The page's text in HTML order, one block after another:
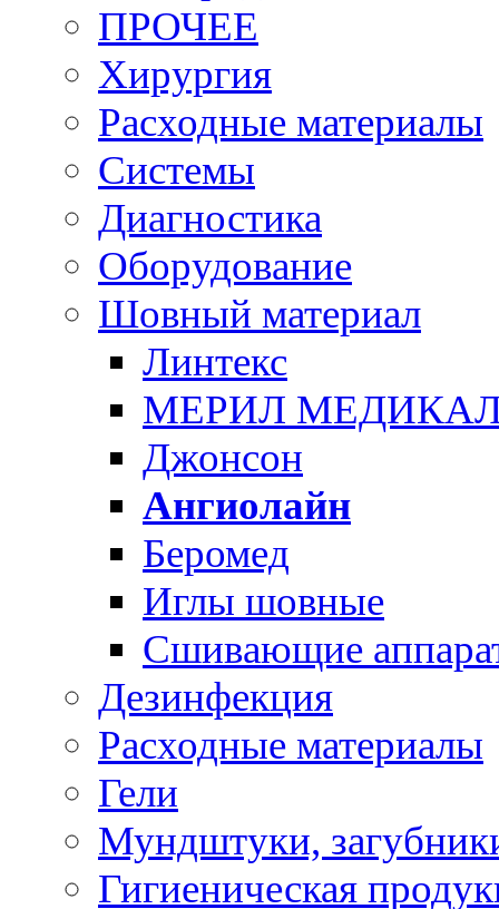
ПРОЧЕЕ
Хирургия
Расходные материалы
Системы
Диагностика
Оборудование
Шовный материал
Линтекс
МЕРИЛ МЕДИКАЛ
Джонсон
Ангиолайн
Беромед
Иглы шовные
Сшивающие
Дезинфекция
Расходные материалы
Гели
Мундштуки,
Гигиеническая